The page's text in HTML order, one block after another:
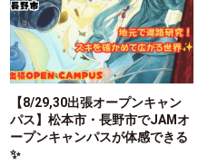
【8/29,30出張オープンキャン
パス】松本市・長野市でJAMオ
ープンキャンパスが体感できる
✨